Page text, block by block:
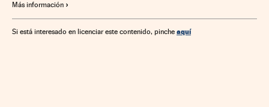
Más información
Si está interesado en licenciar este contenido, pinche aquí